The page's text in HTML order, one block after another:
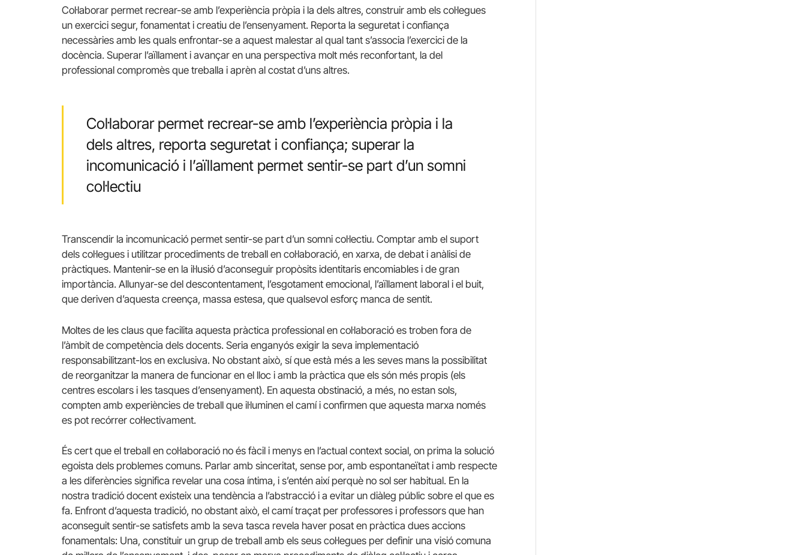
Col·laborar permet recrear-se amb l’experiència pròpia i la dels altres, construir amb els col·legues
un exercici segur, fonamentat i creatiu de l’ensenyament. Reporta la seguretat i confiança
necessàries amb les quals enfrontar-se a aquest malestar al qual tant s’associa l’exercici de la
docència. Superar l’aïllament i avançar en una perspectiva molt més reconfortant, la del
professional compromès que treballa i aprèn al costat d’uns altres.
Col·laborar permet recrear-se amb l’experiència pròpia i la
dels altres, reporta seguretat i confiança; superar la
incomunicació i l’aïllament permet sentir-se part d’un somni
col·lectiu
Transcendir la incomunicació permet sentir-se part d’un somni col·lectiu. Comptar amb el suport
dels col·legues i utilitzar procediments de treball en col·laboració, en xarxa, de debat i anàlisi de
pràctiques. Mantenir-se en la il·lusió d’aconseguir propòsits identitaris encomiables i de gran
importància. Allunyar-se del descontentament, l’esgotament emocional, l’aïllament laboral i el buit,
que deriven d’aquesta creença, massa estesa, que qualsevol esforç manca de sentit.
Moltes de les claus que facilita aquesta pràctica professional en col·laboració es troben fora de
l’àmbit de competència dels docents. Seria enganyós exigir la seva implementació
responsabilitzant-los en exclusiva. No obstant això, sí que està més a les seves mans la possibilitat
de reorganitzar la manera de funcionar en el lloc i amb la pràctica que els són més propis (els
centres escolars i les tasques d’ensenyament). En aquesta obstinació, a més, no estan sols,
compten amb experiències de treball que il·luminen el camí i confirmen que aquesta marxa només
es pot recórrer col·lectivament.
És cert que el treball en col·laboració no és fàcil i menys en l’actual context social, on prima la solució
egoista dels problemes comuns. Parlar amb sinceritat, sense por, amb espontaneïtat i amb respecte
a les diferències significa revelar una cosa íntima, i s’entén així perquè no sol ser habitual. En la
nostra tradició docent existeix una tendència a l’abstracció i a evitar un diàleg públic sobre el que es
fa. Enfront d’aquesta tradició, no obstant això, el camí traçat per professores i professors que han
aconseguit sentir-se satisfets amb la seva tasca revela haver posat en pràctica dues accions
fonamentals: Una, constituir un grup de treball amb els seus col·legues per definir una visió comuna